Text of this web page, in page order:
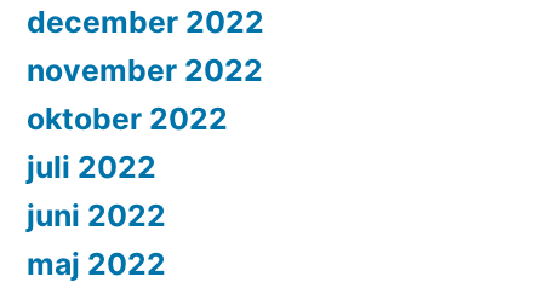
december 2022
november 2022
oktober 2022
juli 2022
juni 2022
maj 2022